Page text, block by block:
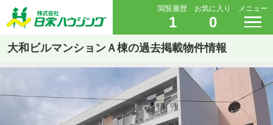
閲覧履歴
1
お気に入り
0
メニュー
大和ビルマンションＡ棟の過去掲載物件情報